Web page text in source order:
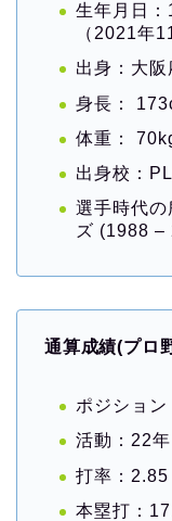
生年月日
（2021年
出身：大阪
身長：
体重：
出身校：
選手時代の
ズ (1988 –
通算成績(プロ
ポジショ
活動：22
打率：2.85
本塁打：